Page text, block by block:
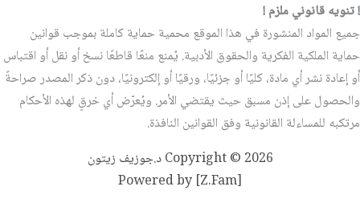
! تنويه قانوني ملزم !
جميع المواد المنشورة في هذا الموقع محمية حماية كاملة بموجب قوانين
حماية الملكية الفكرية والحقوق الأدبية. يُمنع منعًا قاطعًا نسخ أو نقل أو اقتباس
أو إعادة نشر أي مادة، كليًا أو جزئيًا، ورقيًا أو إلكترونيًا، دون ذكر المصدر صراحةً
والحصول على إذن مسبق حيث يقتضي الأمر. ويُعرّض أي خرقٍ لهذه الأحكام
مرتكبه للمساءلة القانونية وفق القوانين النافذة.
Copyright © 2026 د.جوزيف زيتون
Powered by [Z.Fam]